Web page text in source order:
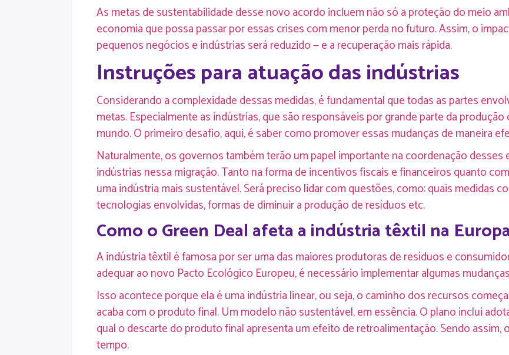
As metas de sustentabilidade desse novo acordo incluem não só a proteção do meio
economia que possa passar por essas crises com menor perda no futuro. Assim, o
pequenos negócios e indústrias será reduzido — e a recuperação mais rápida.
Instruções para atuação das indústrias
Considerando a complexidade dessas medidas, é fundamental que todas as partes
metas. Especialmente as indústrias, que são responsáveis por grande parte da
mundo. O primeiro desafio, aqui, é saber como promover essas mudanças de maneira
Naturalmente, os governos também terão um papel importante na coordenação desses
indústrias nessa migração. Tanto na forma de incentivos fiscais e financeiros quanto
uma indústria mais sustentável. Será preciso lidar com questões, como: quais medidas
tecnologias envolvidas, formas de diminuir a produção de resíduos etc.
Como o Green Deal afeta a indústria têxtil na
A indústria têxtil é famosa por ser uma das maiores produtoras de resíduos e
adequar ao novo Pacto Ecológico Europeu, é necessário implementar algumas
Isso acontece porque ela é uma indústria linear, ou seja, o caminho dos recursos
acaba com o produto final. Um modelo não sustentável, em essência. O plano inclui
qual o descarte do produto final apresenta um efeito de retroalimentação. Sendo
tempo.